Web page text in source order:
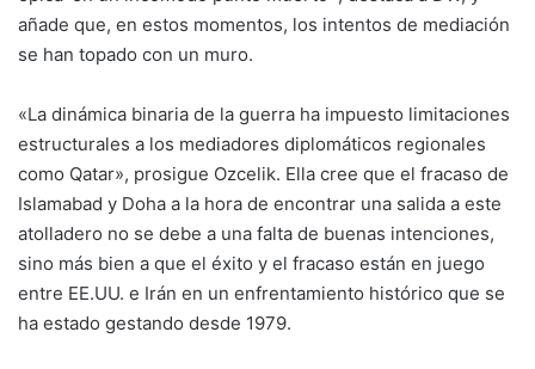
añade que, en estos momentos, los intentos de mediación
se han topado con un muro.
«La dinámica binaria de la guerra ha impuesto limitaciones
estructurales a los mediadores diplomáticos regionales
como Qatar», prosigue Ozcelik. Ella cree que el fracaso de
Islamabad y Doha a la hora de encontrar una salida a este
atolladero no se debe a una falta de buenas intenciones,
sino más bien a que el éxito y el fracaso están en juego
entre EE.UU. e Irán en un enfrentamiento histórico que se
ha estado gestando desde 1979.